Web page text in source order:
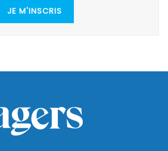
JE M'INSCRIS